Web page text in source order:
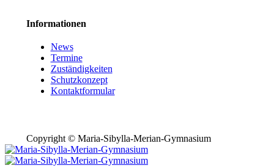
Informationen
News
Termine
Zuständigkeiten
Schutzkonzept
Kontaktformular
Copyright © Maria-Sibylla-Merian-Gymnasium